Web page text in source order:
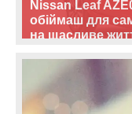
Nissan Leaf
обіймаш для
на щасливе